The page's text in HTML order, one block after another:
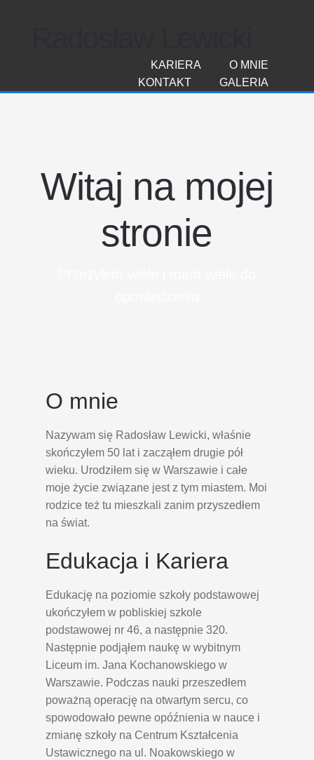
O MNIE
KARIERA
GALERIA
KONTAKT
Witaj na mojej
stronie
O mnie
Nazywam się Radosław Lewicki, właśnie
skończyłem 50 lat i zacząłem drugie pół
wieku. Urodziłem się w Warszawie i całe
moje życie związane jest z tym miastem. Moi
rodzice też tu mieszkali zanim przyszedłem
na świat.
Edukacja i Kariera
Edukację na poziomie szkoły podstawowej
ukończyłem w pobliskiej szkole
podstawowej nr 46, a następnie 320.
Następnie podjąłem naukę w wybitnym
Liceum im. Jana Kochanowskiego w
Warszawie. Podczas nauki przeszedłem
poważną operację na otwartym sercu, co
spowodowało pewne opóźnienia w nauce i
zmianę szkoły na Centrum Kształcenia
Ustawicznego na ul. Noakowskiego w